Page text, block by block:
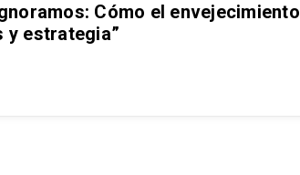
Cómo el envejecimiento
y estrategia”